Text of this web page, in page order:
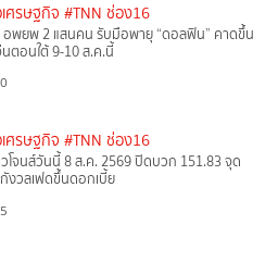
ศรษฐกิจ #TNN ช่อง16
พยพ 2 แสนคน รับมือพายุ “ดอลฟิน” คาดขึ้น
ตอนใต้ 9-10 ส.ค.นี้
ศรษฐกิจ #TNN ช่อง16
โจนส์วันนี้ 8 ส.ค. 2569 ปิดบวก 151.83 จุด
งวลเฟดขึ้นดอกเบี้ย